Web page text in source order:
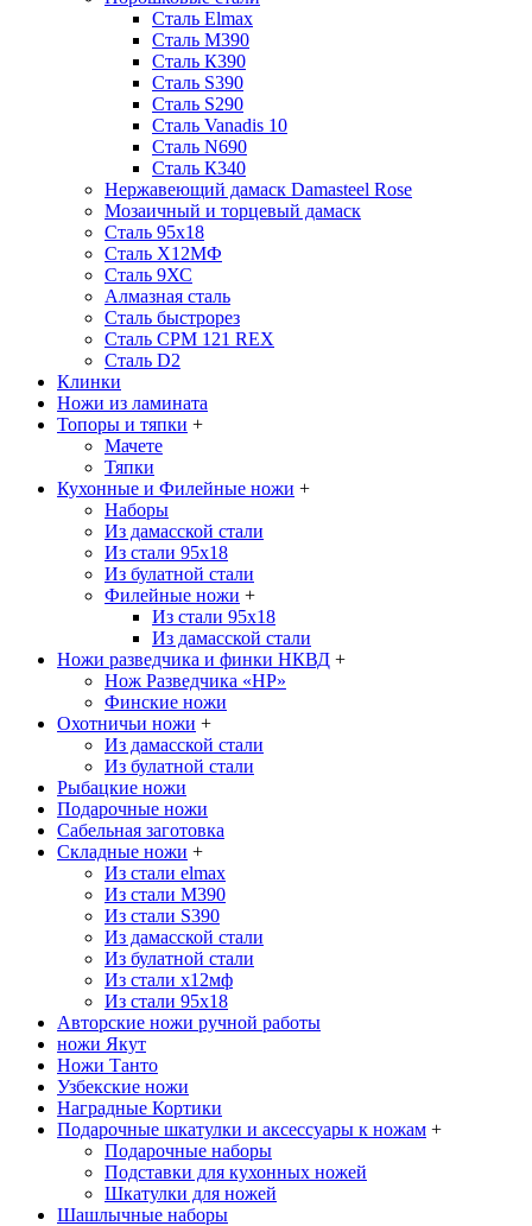
Сталь Elmax
Сталь М390
Сталь К390
Сталь S390
Сталь S290
Сталь Vanadis 10
Сталь N690
Сталь К340
Нержавеющий дамаск Damasteel Rose
Мозаичный и торцевый дамаск
Сталь 95х18
Сталь Х12МФ
Сталь 9ХС
Алмазная сталь
Сталь быстрорез
Сталь CPM 121 REX
Сталь D2
Клинки
Ножи из ламината
Топоры и тяпки +
Мачете
Тяпки
Кухонные и Филейные ножи +
Наборы
Из дамасской стали
Из стали 95х18
Из булатной стали
Филейные ножи +
Из стали 95х18
Из дамасской стали
Ножи разведчика и финки НКВД +
Нож Разведчика «НР»
Финские ножи
Охотничьи ножи +
Из дамасской стали
Из булатной стали
Рыбацкие ножи
Подарочные ножи
Сабельная заготовка
Складные ножи +
Из стали elmax
Из стали М390
Из стали S390
Из дамасской стали
Из булатной стали
Из стали х12мф
Из стали 95х18
Авторские ножи ручной работы
ножи Якут
Ножи Танто
Узбекские ножи
Наградные Кортики
Подарочные шкатулки и аксессуары к ножам +
Подарочные наборы
Подставки для кухонных ножей
Шкатулки для ножей
Шашлычные наборы